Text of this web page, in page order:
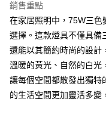
全盈+PAY
AFTEE先享後付
相關說明
【關於「AFTEE先享後付」
AFTEE先享後付是「在收到
便利好安心！
１．簡單：不需註冊會員、
銷售重點
在家居照明中，75W三
選擇。這款燈具不僅具備
還能以其簡約時尚的設計
溫暖的黃光、自然的白光
讓每個空間都散發出獨特
的生活空間更加靈活多變